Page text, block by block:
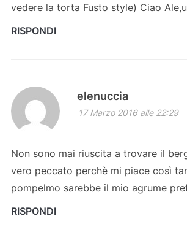
vedere la torta Fusto style) Ciao
RISPONDI
elenuccia
17 Marzo 2016 alle 22:29
Non sono mai riuscita a trovare il
vero peccato perchè mi piace così
pompelmo sarebbe il mio agrume
RISPONDI